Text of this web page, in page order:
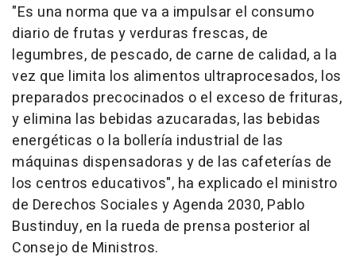
"Es una norma que va a impulsar el consumo
diario de frutas y verduras frescas, de
legumbres, de pescado, de carne de calidad, a la
vez que limita los alimentos ultraprocesados, los
preparados precocinados o el exceso de frituras,
y elimina las bebidas azucaradas, las bebidas
energéticas o la bollería industrial de las
máquinas dispensadoras y de las cafeterías de
los centros educativos", ha explicado el ministro
de Derechos Sociales y Agenda 2030, Pablo
Bustinduy, en la rueda de prensa posterior al
Consejo de Ministros.